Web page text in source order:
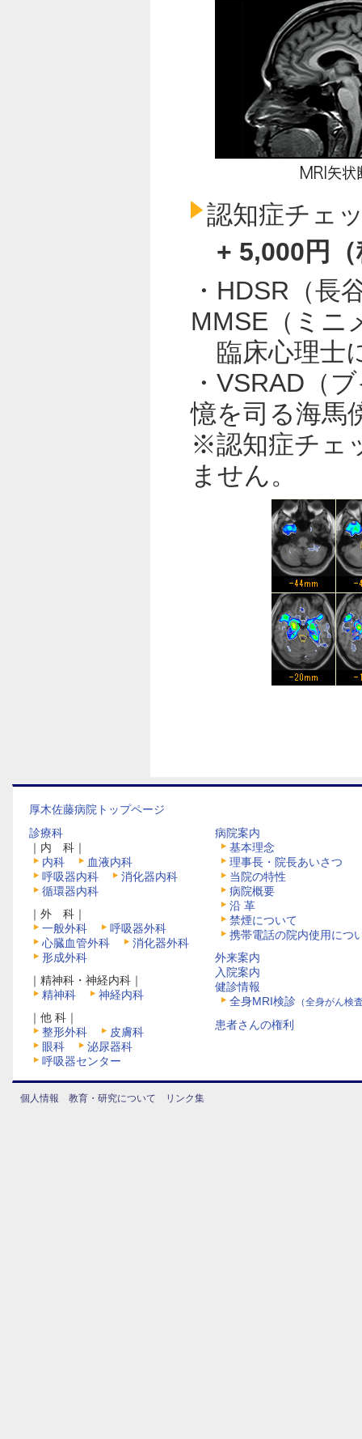
認知症チェ
+ 5,000円（
・HDSR（長
MMSE（ミニ
臨床心理士
・VSRAD（
憶を司る海馬
※認知症チェ
ません。
厚木佐藤病院トップページ
診療科
｜内 科｜
内科
血液内科
呼吸器内科
消化器内科
循環器内科
｜外 科｜
一般外科
呼吸器外科
心臓血管外科
消化器外科
形成外科
｜精神科・神経内科｜
精神科
神経内科
｜他 科｜
整形外科
皮膚科
眼科
泌尿器科
呼吸器センター
病院案内
基本理念
理事長・院長あいさつ
当院の特性
病院概要
沿 革
禁煙について
携帯電話の院内使用につ
外来案内
入院案内
健診情報
全身MRI検診 （全身がん検
患者さんの権利
個人情報 教育・研究について リンク集